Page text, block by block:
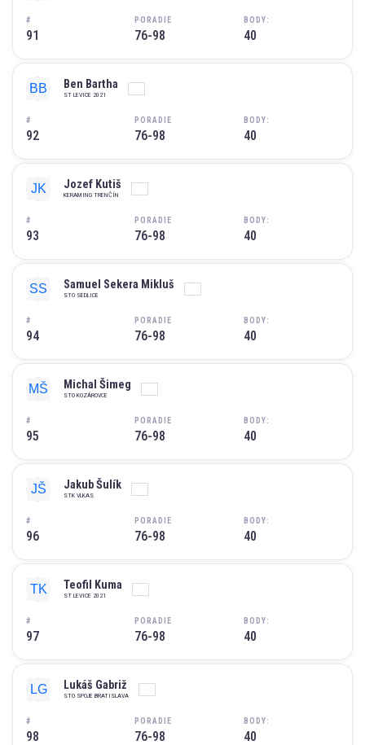
#
91
PORADIE
76-98
BODY:
40
#
92
Ben Bartha
ST LEVICE 2021
PORADIE
76-98
BODY:
40
#
93
Jozef Kutiš
KERAMING TRENČÍN
PORADIE
76-98
BODY:
40
#
94
Samuel Sekera Mikluš
STO SEDLICE
PORADIE
76-98
BODY:
40
#
95
Michal Šimeg
STO KOZÁROVCE
PORADIE
76-98
BODY:
40
#
96
Jakub Šulík
STK VLKAS
PORADIE
76-98
BODY:
40
#
97
Teofil Kuma
ST LEVICE 2021
PORADIE
76-98
BODY:
40
#
98
Lukáš Gabriž
STO SPOJE BRATISLAVA
PORADIE
76-98
BODY:
40